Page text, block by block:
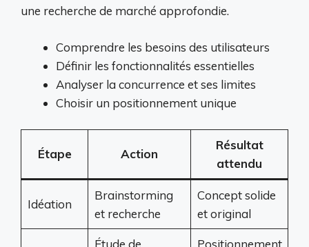
une recherche de marché approfondie.
Comprendre les besoins des utilisateurs
Définir les fonctionnalités essentielles
Analyser la concurrence et ses limites
Choisir un positionnement unique
Étape Action
Résultat
attendu
Idéation
Brainstorming
et recherche
Concept solide
et original
Étude de
Positionnement